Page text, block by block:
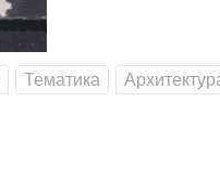
Тематика